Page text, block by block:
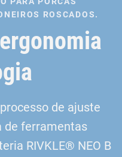
ROSCADOS.
de ajuste
de ferramentas
RIVKLE® NEO B